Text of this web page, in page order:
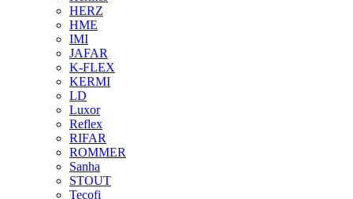
HERZ
HME
IMI
JAFAR
K-FLEX
KERMI
LD
Luxor
Reflex
RIFAR
ROMMER
Sanha
STOUT
Tecofi